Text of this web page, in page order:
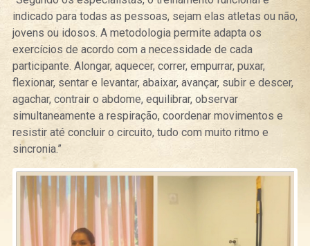
indicado para todas as pessoas, sejam elas atletas ou não,
jovens ou idosos. A metodologia permite adapta os
exercícios de acordo com a necessidade de cada
participante. Alongar, aquecer, correr, empurrar, puxar,
flexionar, sentar e levantar, abaixar, avançar, subir e descer,
agachar, contrair o abdome, equilibrar, observar
simultaneamente a respiração, coordenar movimentos e
resistir até concluir o circuito, tudo com muito ritmo e
sincronia.”